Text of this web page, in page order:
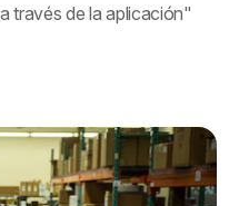
través de la aplicación"